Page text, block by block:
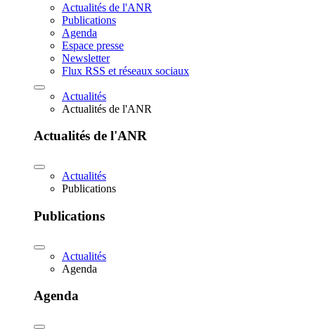
Actualités de l'ANR
Publications
Agenda
Espace presse
Newsletter
Flux RSS et réseaux sociaux
Actualités
Actualités de l'ANR
Actualités de l'ANR
Actualités
Publications
Publications
Actualités
Agenda
Agenda